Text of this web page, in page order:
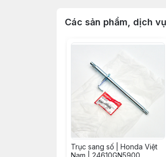
Các sản phẩm, dịch
Trục sang số | Honda Việt
Nam | 24610GN5900